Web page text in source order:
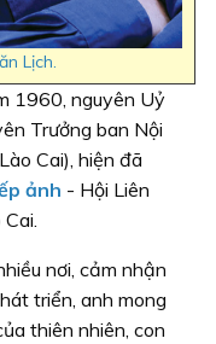
Lịch.
1960, nguyên Uỷ
Trưởng ban Nội
Cai), hiện đã
ảnh - Hội Liên
nơi, cảm nhận
triển, anh mong
thiên nhiên, con